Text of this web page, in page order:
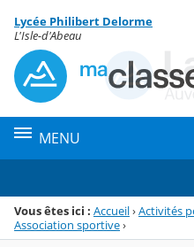
Menu de la rubrique
Contenu
Lycée Philibert Delorme
L'Isle-d'Abeau
MENU
Vous êtes ici : Accueil›Activités
Association sportive›